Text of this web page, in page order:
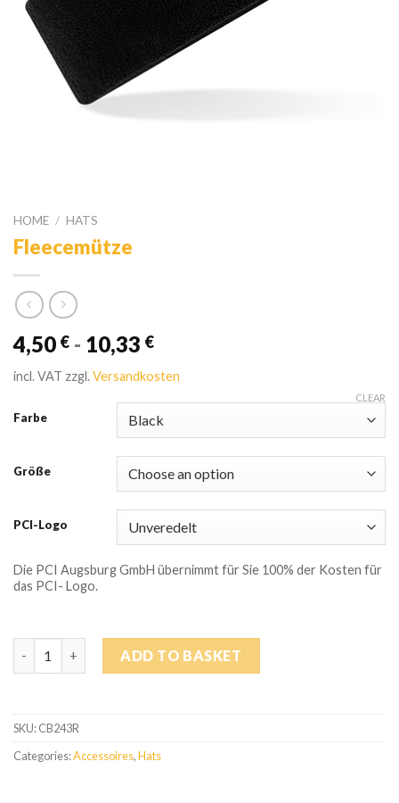
HOME / HATS
Fleecemütze
4,50 € - 10,33 €
incl. VAT zzgl.Versandkosten
Farbe
Größe
PCI-Logo
CLEAR
Die PCI Augsburg GmbH übernimmt für Sie 100% der Kosten für
das PCI- Logo.
Fleecemütze quantityADD TO BASKET
SKU:CB243R
Categories:Accessoires,Hats